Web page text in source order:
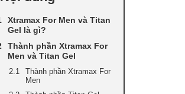
Xtramax For Men và Titan
Gel là gì?
Thành phần Xtramax For
Men và Titan Gel
Thành phần Xtramax For
Men